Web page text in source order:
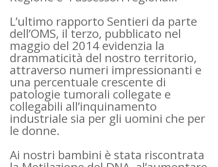
L’ultimo rapporto Sentieri da parte
dell’OMS, il terzo, pubblicato nel
maggio del 2014 evidenzia la
drammaticità del nostro territorio,
attraverso numeri impressionanti e
una percentuale crescente di
patologie tumorali collegate e
collegabili all’inquinamento
industriale sia per gli uomini che per
le donne.
Ai nostri bambini è stata riscontrata